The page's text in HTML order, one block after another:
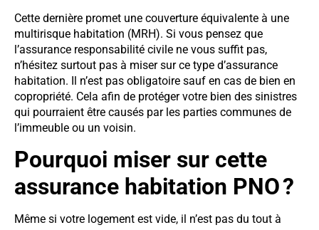
Cette dernière promet une couverture équivalente à une
multirisque habitation (MRH). Si vous pensez que
l’assurance responsabilité civile ne vous suffit pas,
n’hésitez surtout pas à miser sur ce type d’assurance
habitation. Il n’est pas obligatoire sauf en cas de bien en
copropriété. Cela afin de protéger votre bien des sinistres
qui pourraient être causés par les parties communes de
l’immeuble ou un voisin.
Pourquoi miser sur cette
assurance habitation PNO ?
Même si votre logement est vide, il n’est pas du tout à